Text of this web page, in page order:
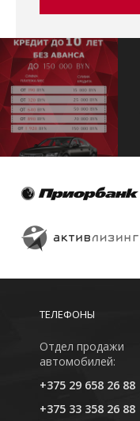
ТЕЛЕФОНЫ
Отдел продажи
автомобилей:
+375 29 658 26 88
+375 33 358 26 88